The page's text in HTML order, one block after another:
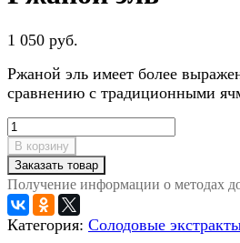
1 050 руб.
Ржаной эль имеет более
сравнению с традиционными
В корзину
Заказать товар
Получение информации о методах
Категория: Солодовые